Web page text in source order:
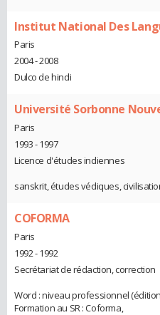
Institut National Des
Paris
2004 - 2008
Dulco de hindi
Université Sorbonne
Paris
1993 - 1997
Licence d'études indiennes
sanskrit, études védiques,
COFORMA
Paris
1992 - 1992
Secrétariat de rédaction, correction
Word : niveau professionnel
Formation au SR : Coforma,